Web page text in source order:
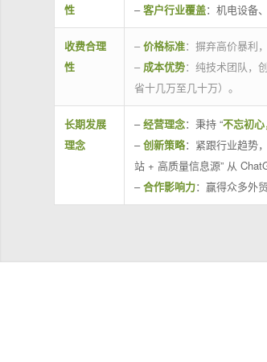
性
–客户行业覆盖：机电设备
收费合理
性
– 价格标准：摒弃高价暴利
– 成本优势：纯技术团队，
省十几万至几十万）。
长期发展
理念
–经营理念：秉持 “不忘初
–创新策略：紧跟行业趋势
站 + 高质量信息源” 从
–合作影响力：赢得众多外